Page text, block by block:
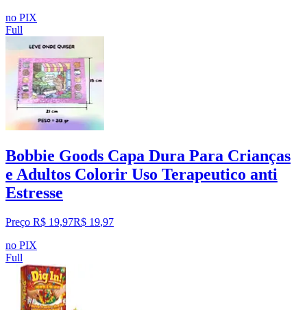
no PIX
Full
Bobbie Goods Capa Dura Para Crianças
e Adultos Colorir Uso Terapeutico anti
Estresse
Preço R$ 19,97R$ 19,97
no PIX
Full